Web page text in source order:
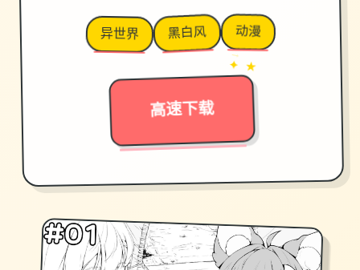
异世界 黑白风 动漫
高速下载
→
✦ ★